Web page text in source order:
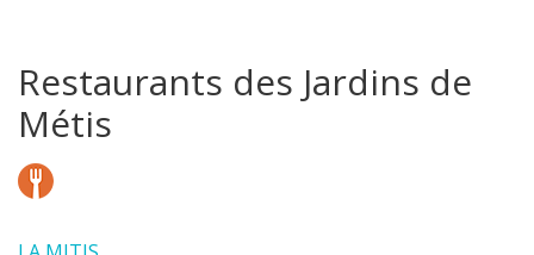
Restaurants des Jardins de
Métis